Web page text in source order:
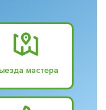
мастера